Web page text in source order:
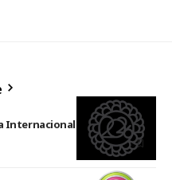
Internacional del Yoga 2026